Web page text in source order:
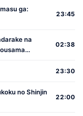
ga:
23:45
na
02:38
23:30
no Shinjin
22:00